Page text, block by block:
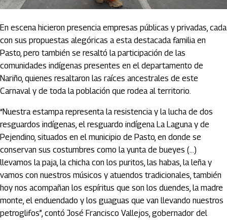
En escena hicieron presencia empresas públicas y privadas, cada
con sus propuestas alegóricas a esta destacada familia en
Pasto, pero también se resaltó la participación de las
comunidades indígenas presentes en el departamento de
Nariño, quienes resaltaron las raíces ancestrales de este
Carnaval y de toda la población que rodea al territorio.
“Nuestra estampa representa la resistencia y la lucha de dos
resguardos indígenas, el resguardo indígena La Laguna y de
Pejendino, situados en el municipio de Pasto, en donde se
conservan sus costumbres como la yunta de bueyes (…)
llevamos la paja, la chicha con los puritos, las habas, la leña y
vamos con nuestros músicos y atuendos tradicionales, también
hoy nos acompañan los espíritus que son los duendes, la madre
monte, el enduendado y los guaguas que van llevando nuestros
petroglifos”, contó José Francisco Vallejos, gobernador del